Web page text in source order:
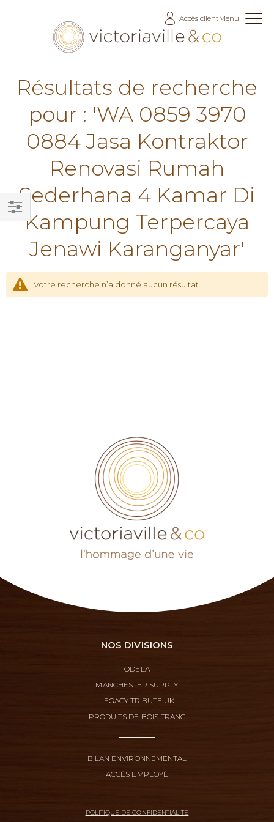
Accès clientMenu
Résultats de recherche
pour : 'WA 0859 3970
0884 Jasa Kontraktor
Renovasi Rumah
Sederhana 4 Kamar Di
Kampung Terpercaya
Jenawi Karanganyar'
Votre recherche n’a donné aucun résultat.
Filtrer
NOS DIVISIONS
ODELA
MANCHESTER SUPPLY
LEGACY TRIBUTE UK
PRODUITS DE BOIS FRANC
BILAN ENVIRONNEMENTAL
ACCÈS EMPLOYÉ
POLITIQUE DE CONFIDENTIALITÉ